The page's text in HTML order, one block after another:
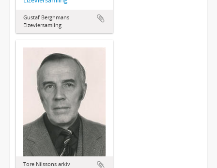
Gustaf Berghmans
Elzeviersamling
Tore Nilssons arkiv